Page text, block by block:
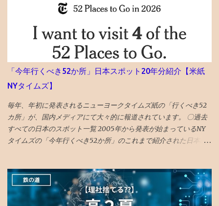
模試の過去問をやる ので、受講した方が圧倒的に有利です。 〇高
受験者が 400人 増えました！ でも、みたことある名前ばかりで成
績優秀上位メンバーは固定してます。 高校入塾からの「いきなり
30傑」は厳しそうです。 継続が重要です。
「今年行くべき52か所」日本スポット20年分紹介【米紙
NYタイムズ】
毎年、年初に発表されるニューヨークタイムズ紙の「行くべき52
カ所」が、国内メディアにて大々的に報道されています。 〇過去
すべての日本のスポット一覧 2005年から発表が始まっているNY
タイムズの「今年行くべき52か所」のこれまで紹介された日本の
崎 核の脅威が再度クローズアップされた時流を踏まえ、完全に破
壊された広島と異なり、市中心部が幸運にも残された長崎を’粘り
強く立ち直る都市’として選出。 駅前再開発 の完成、大徳寺の 大